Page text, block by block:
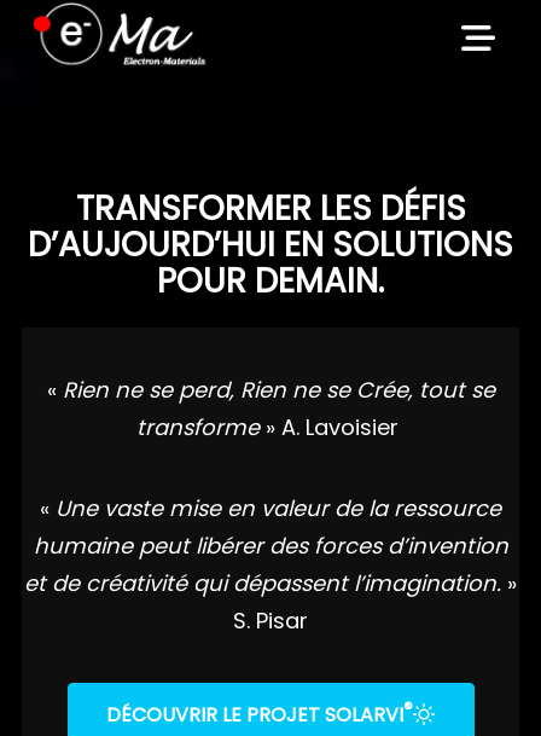
Skip
TRANSFORMER LES DÉFIS
D’AUJOURD’HUI EN SOLUTIONS
POUR DEMAIN.
« Rien ne se perd, Rien ne se Crée, tout se
transforme » A. Lavoisier
« Une vaste mise en valeur de la ressource
humaine peut libérer des forces d’invention
et de créativité qui dépassent l’imagination. »
S. Pisar
DÉCOUVRIR LE PROJET SOLARVI®